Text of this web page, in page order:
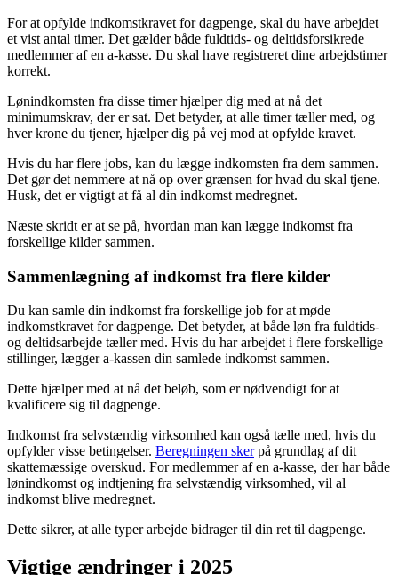
For at opfylde indkomstkravet for dagpenge, skal du have arbejdet
et vist antal timer. Det gælder både fuldtids- og deltidsforsikrede
medlemmer af en a-kasse. Du skal have registreret dine arbejdstimer
korrekt.
Lønindkomsten fra disse timer hjælper dig med at nå det
minimumskrav, der er sat. Det betyder, at alle timer tæller med, og
hver krone du tjener, hjælper dig på vej mod at opfylde kravet.
Hvis du har flere jobs, kan du lægge indkomsten fra dem sammen.
Det gør det nemmere at nå op over grænsen for hvad du skal tjene.
Husk, det er vigtigt at få al din indkomst medregnet.
Næste skridt er at se på, hvordan man kan lægge indkomst fra
forskellige kilder sammen.
Sammenlægning af indkomst fra flere kilder
Du kan samle din indkomst fra forskellige job for at møde
indkomstkravet for dagpenge. Det betyder, at både løn fra fuldtids-
og deltidsarbejde tæller med. Hvis du har arbejdet i flere forskellige
stillinger, lægger a-kassen din samlede indkomst sammen.
Dette hjælper med at nå det beløb, som er nødvendigt for at
kvalificere sig til dagpenge.
Indkomst fra selvstændig virksomhed kan også tælle med, hvis du
opfylder visse betingelser. Beregningen skerpå grundlag af dit
skattemæssige overskud. For medlemmer af en a-kasse, der har både
lønindkomst og indtjening fra selvstændig virksomhed, vil al
indkomst blive medregnet.
Dette sikrer, at alle typer arbejde bidrager til din ret til dagpenge.
Vigtige ændringer i 2025